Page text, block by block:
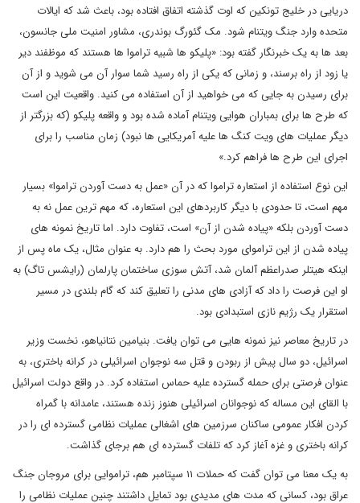
دریایی در خلیج تونکین که اوت گذشته اتفاق افتاده بود، باعث شد که ایالات
متحده وارد جنگ ویتنام شود. مک گئورگ بوندری، مشاور امنیت ملی جانسون،
بعد ها به یک خبرنگار گفته بود: «پلیکو ها شبیه تراموا ها هستند که موظفند دیر
یا زود از راه برسند، و زمانی که یکی از راه رسید شما سوار آن می شوید و از آن
برای رسیدن به جایی که می خواهید از آن استفاده می کنید. واقعیت این است
که طرح ها برای بمباران هوایی ویتنام آماده شده بود و واقعه پلیکو (که بزرگتر از
دیگر عملیات های ویت کنگ ها علیه آمریکایی ها نبود) زمان مناسب را برای
اجرای این طرح ها فراهم کرد.»
این نوع استفاده از استعاره تراموا که در آن «عمل به دست آوردن تراموا» بسیار
مهم است، تا حدودی با دیگر کاربردهای این استعاره، که مهم ترین عمل نه به
دست آوردن بلکه «پیاده شدن از آن» است، تفاوت دارد. اما تاریخ نمونه های
پیاده شدن از این تراموای مورد بحث را هم دارد. به عنوان مثال، یک ماه پس از
اینکه هیتلر صدراعظم آلمان شد، آتش سوزی ساختمان پارلمان (رایشس تاگ) به
او این فرصت را داد که آزادی های مدنی را تعلیق کند که گام بلندی در مسیر
استقرار یک رژیم نازی استبدادی بود.
در تاریخ معاصر نیز نمونه هایی می توان یافت. بنیامین نتانیاهو، نخست وزیر
اسرائیل، دو سال پیش از ربودن و قتل سه نوجوان اسرائیلی در کرانه باختری، به
عنوان فرصتی برای حمله گسترده علیه حماس استفاده کرد. در واقع دولت اسرائیل
با القای این مساله که نوجوانان اسرائیلی هنوز زنده هستند، عامدانه با گمراه
کردن افکار عمومی ساکنان سرزمین های اشغالی عملیات نظامی گسترده ای را در
کرانه باختری و غزه آغاز کرد که تلفات گسترده ای هم برجای گذاشت.
به یک معنا می توان گفت که حملات ۱۱ سپتامبر هم، تراموایی برای مروجان جنگ
عراق بود، کسانی که مدت های مدیدی بود تمایل داشتند چنین عملیات نظامی را